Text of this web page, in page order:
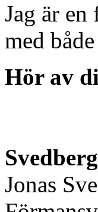
Jag är
med
Hör av
Jonas